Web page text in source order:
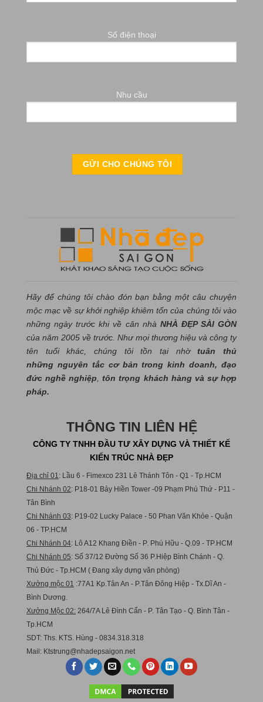
Số điện thoại
Nhu cầu
Hãy để chúng tôi chào đón bạn bằng một câu chuyện
mộc mạc về sự khởi nghiệp khiêm tốn của chúng tôi vào
những ngày trước khi về căn nhà NHÀ ĐẸP SÀI GÒN
của năm 2005 về trước. Như mọi thương hiệu và công ty
tên tuổi khác, chúng tôi tồn tại nhờtuân thủ
những nguyên tắc cơ bản trong kinh doanh, đạo
đức nghề nghiệp,tôn trọng khách hàng và sự hợp
pháp.
THÔNG TIN LIÊN HỆ
CÔNG TY TNHH ĐẦU TƯ XÂY DỰNG VÀ THIẾT KẾ
KIẾN TRÚC NHÀ ĐẸP
Địa chỉ 01 : Lầu 6 - Fimexco 231 Lê Thánh Tôn - Q1 - Tp.HCM
Chi Nhánh 02: P18-01 Bảy Hiền Tower -09 Phạm Phú Thứ - P11 -
Tân Bình
Chi Nhánh 03: P19-02 Lucky Palace - 50 Phan Văn Khỏe - Quận
06 - TP.HCM
Chi Nhánh 04: Lô A12 Khang Điền - P. Phú Hữu - Q.09 - TP.HCM
Chi Nhánh 05: Số 37/12 Đường Số 36 P.Hiệp Bình Chánh - Q.
Thủ Đức - Tp.HCM ( Đang xây dựng văn phòng)
Xưởng mộc 01
:77A1 Kp.Tân An - P.Tân Đông Hiệp - Tx.Dĩ An -
Bình Dương.
Xưởng Mộc 02: 264/7A Lê Đình Cẩn - P. Tân Tạo - Q. Bình Tân -
Tp.HCM
SDT: Ths. KTS. Hùng - 0834.318.318
Mail: Ktstrung@nhadepsaigon.net